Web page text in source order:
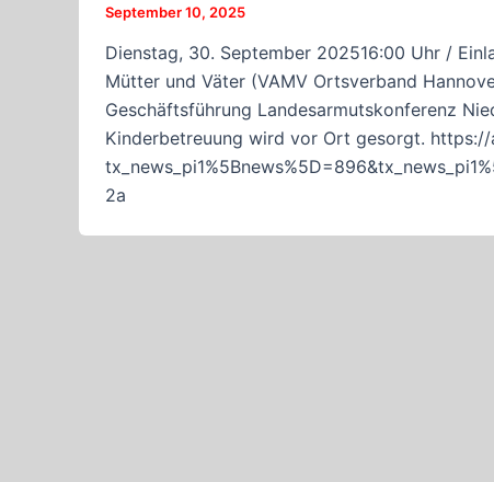
September 10, 2025
Dienstag, 30. September 202516:00 Uhr /
Mütter und Väter (VAMV Ortsverband
Geschäftsführung Landesarmutskonferenz
Kinderbetreuung wird vor Ort gesorgt.
2a